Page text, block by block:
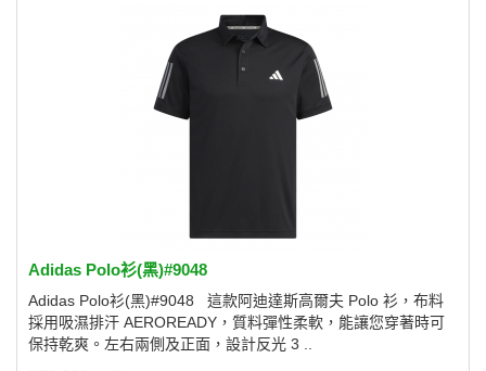
Adidas Polo衫(黑)#9048
Adidas Polo衫(黑)#9048 這款阿迪達斯高爾夫 Polo 衫，布料
採用吸濕排汗 AEROREADY，質料彈性柔軟，能讓您穿著時可
保持乾爽。左右兩側及正面，設計反光 3 ..